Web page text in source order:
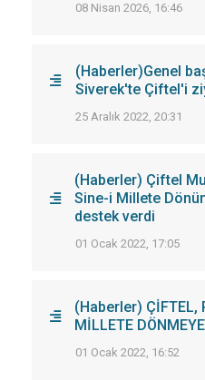
08 Nisan 2026, 16:46
(Haberler)Genel
Siverek'te Çiftel'i
25 Aralık 2022, 20:31
(Haberler) Çiftel
Sine-i Millete
destek verdi
01 Ocak 2022, 17:05
(Haberler) ÇİFTEL,
MİLLETE
01 Ocak 2022, 16:52